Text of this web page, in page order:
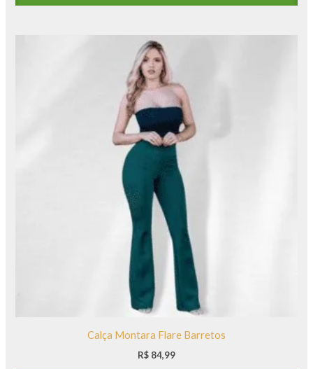
Calça Montara Flare Barretos
R$ 84,99